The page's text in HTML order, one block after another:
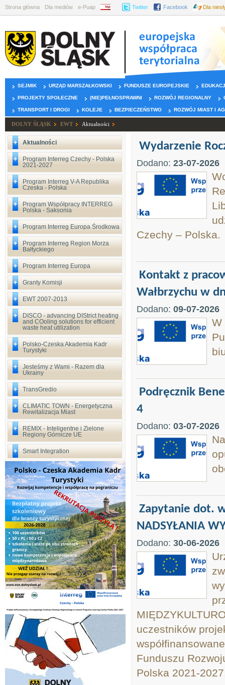
Strona główna Dla mediów e-Puap BIP Twitter Facebook Dla
SEJMIK URZĄD MARSZAŁKOWSKI FUNDUSZE EUROPEJSKIE
PROJEKTY SPOŁECZNE (NIE)PEŁNOSPRAWNI ROZWÓJ REGIONALNY
TRANSPORT I DROGI KOLEJE BEZPIECZEŃSTWO ROZWÓJ MIAST I
DOLNY ŚLĄSK EWT Aktualności
Aktualności
Program Interreg Czechy - Polska
2021-2027
Program Interreg V-A Republika
Czeska - Polska
Program Współpracy INTERREG
Polska - Saksonia
Program Interreg Europa Środkowa
Program Interreg Region Morza
Bałtyckiego
Program Interreg Europa
Granty Komisji
EWT 2007-2013
DISCO - advancing DIStrict heating
and COoling solutions for efficient
waste heat utilization
Polsko-Czeska Akademia Kadr
Turystyki
Jesteśmy z Wami - Razem dla
Ukrainy
TransGredio
CLIMATIC TOWN - Energetyczna
Rewitalizacja Miast
REMIX - Inteligentne i Zielone
Regiony Górnicze UE
Smart Integration
Wydarzenie
Dodano: 23-07-2026
Czechy – Polska.
Kontakt z
Wałbrzychu w
Dodano: 09-07-2026
W
Podręcznik
4
Dodano: 03-07-2026
Zapytanie dot.
NADSYŁANIA
Dodano: 30-06-2026
uczestników
Funduszu
Polska 2021-